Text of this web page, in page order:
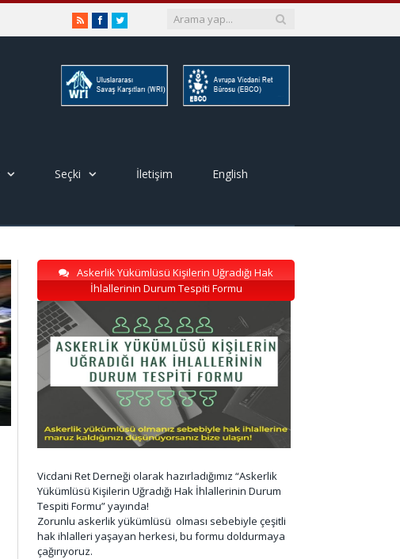
RSSFacebookTwitter
Seçki İletişim English
Askerlik Yükümlüsü Kişilerin Uğradığı Hak
İhlallerinin Durum Tespiti Formu
Vicdani Ret Derneği olarak hazırladığımız “Askerlik
Yükümlüsü Kişilerin Uğradığı Hak İhlallerinin Durum
Tespiti Formu” yayında!
Zorunlu askerlik yükümlüsü olması sebebiyle çeşitli
hak ihlalleri yaşayan herkesi, bu formu doldurmaya
çağırıyoruz.